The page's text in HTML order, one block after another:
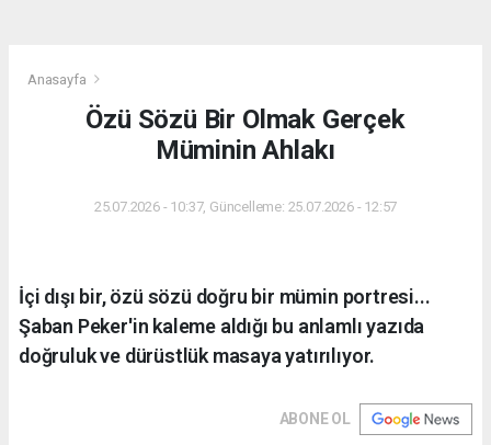
Anasayfa
Özü Sözü Bir Olmak Gerçek
Müminin Ahlakı
25.07.2026 - 10:37, Güncelleme: 25.07.2026 - 12:57
İçi dışı bir, özü sözü doğru bir mümin portresi...
Şaban Peker'in kaleme aldığı bu anlamlı yazıda
doğruluk ve dürüstlük masaya yatırılıyor.
ABONE OL